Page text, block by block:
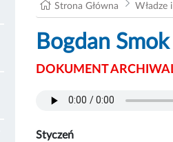
Strona Główna Władze
Bogdan
DOKUMENT
Styczeń